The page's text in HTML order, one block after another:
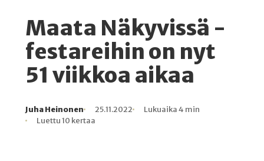
Maata Näkyvissä -
festareihin on nyt
51 viikkoa aikaa
Kirjoittaja
Juha Heinonen
Julkaistu
25.11.2022
Lukuaika
Lukuaika 4 min
Lukukertoja
Luettu 10 kertaa